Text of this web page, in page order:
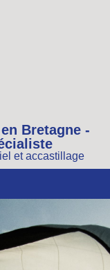
Bretagne -
et accastillage